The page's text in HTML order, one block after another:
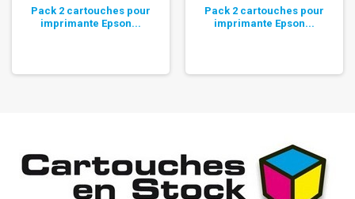
Pack 2 cartouches pour
imprimante Epson...
Pack 2 cartouches pour
imprimante Epson...